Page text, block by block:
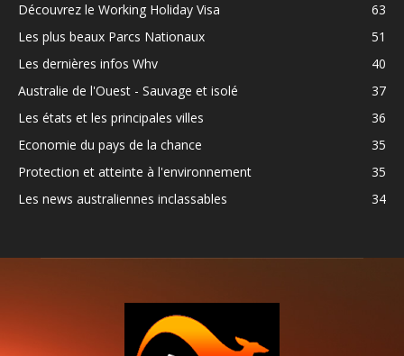
Découvrez le Working Holiday Visa
63
Les plus beaux Parcs Nationaux
51
Les dernières infos Whv
40
Australie de l'Ouest - Sauvage et isolé
37
Les états et les principales villes
36
Economie du pays de la chance
35
Protection et atteinte à l'environnement
35
Les news australiennes inclassables
34